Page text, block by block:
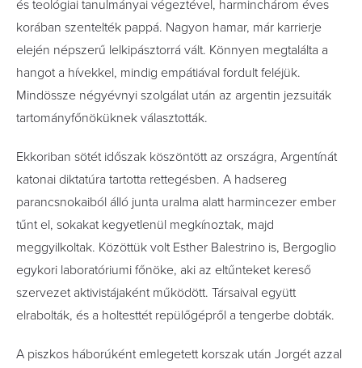
és teológiai tanulmányai végeztével, harminchárom éves
korában szentelték pappá. Nagyon hamar, már karrierje
elején népszerű lelkipásztorrá vált. Könnyen megtalálta a
hangot a hívekkel, mindig empátiával fordult feléjük.
Mindössze négyévnyi szolgálat után az argentin jezsuiták
tartományfőnöküknek választották.
Ekkoriban sötét időszak köszöntött az országra, Argentínát
katonai diktatúra tartotta rettegésben. A hadsereg
parancsnokaiból álló junta uralma alatt harmincezer ember
tűnt el, sokakat kegyetlenül megkínoztak, majd
meggyilkoltak. Közöttük volt Esther Balestrino is, Bergoglio
egykori laboratóriumi főnöke, aki az eltűnteket kereső
szervezet aktivistájaként működött. Társaival együtt
elrabolták, és a holtesttét repülőgépről a tengerbe dobták.
A piszkos háborúként emlegetett korszak után Jorgét azzal